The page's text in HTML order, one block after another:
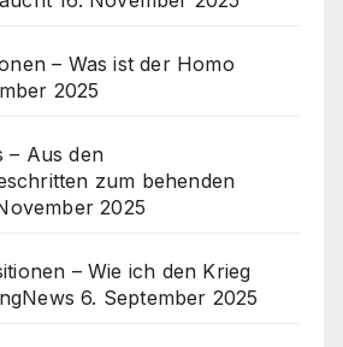
– Was ist der Homo
2025
– Aus den
zum behenden
2025
– Wie ich den Krieg
6. September 2025